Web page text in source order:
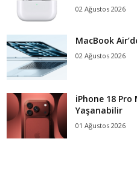
02 Ağustos 2026
MacBook
02 Ağustos 2026
iPhone 18 Pro
Yaşanabilir
01 Ağustos 2026